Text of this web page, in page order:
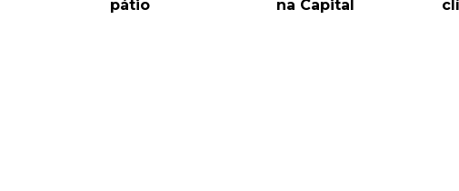
pátio
na Capital